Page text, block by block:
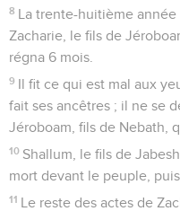
8 La trente-huitième année
Zacharie, le fils de
régna 6 mois.
9 Il fit ce qui est mal aux
fait ses ancêtres ; il ne se
Jéroboam, fils de Nebath,
10 Shallum, le fils de
mort devant le peuple,
11 Le reste des actes de